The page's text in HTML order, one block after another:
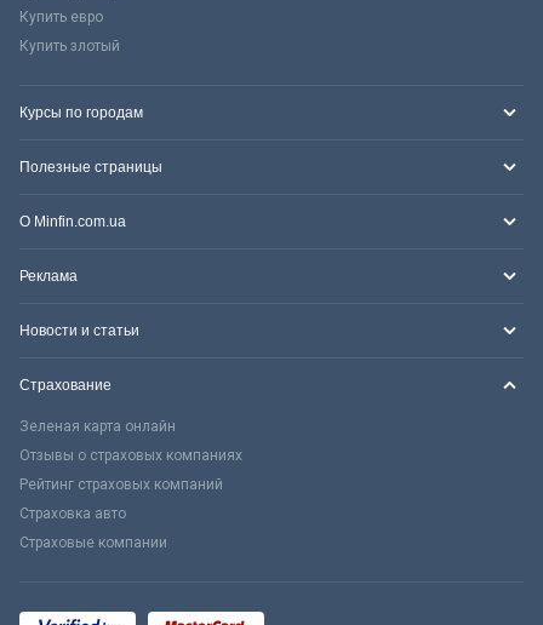
Купить евро
Купить злотый
Курсы по городам
Полезные страницы
О Minfin.com.ua
Реклама
Новости и статьи
Страхование
Зеленая карта онлайн
Отзывы о страховых компаниях
Рейтинг страховых компаний
Страховка авто
Страховые компании